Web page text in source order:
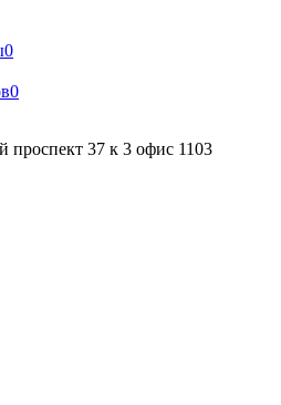
0
0
проспект 37 к 3 офис 1103